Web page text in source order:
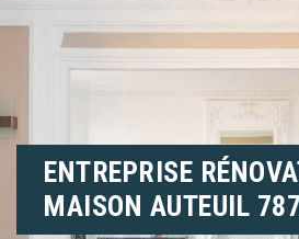
ENTREPRISE
MAISON AUTEUIL